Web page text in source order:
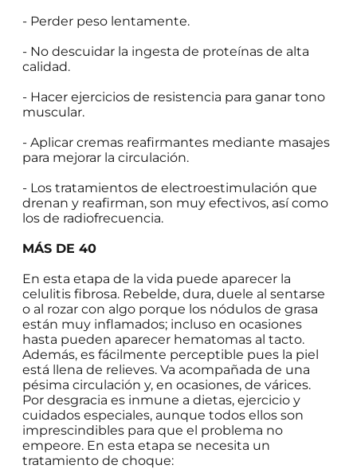
- Perder peso lentamente.
- No descuidar la ingesta de proteínas de alta
calidad.
- Hacer ejercicios de resistencia para ganar tono
muscular.
- Aplicar cremas reafirmantes mediante masajes
para mejorar la circulación.
- Los tratamientos de electroestimulación que
drenan y reafirman, son muy efectivos, así como
los de radiofrecuencia.
MÁS DE 40
En esta etapa de la vida puede aparecer la
celulitis fibrosa. Rebelde, dura, duele al sentarse
o al rozar con algo porque los nódulos de grasa
están muy inflamados; incluso en ocasiones
hasta pueden aparecer hematomas al tacto.
Además, es fácilmente perceptible pues la piel
está llena de relieves. Va acompañada de una
pésima circulación y, en ocasiones, de várices.
Por desgracia es inmune a dietas, ejercicio y
cuidados especiales, aunque todos ellos son
imprescindibles para que el problema no
empeore. En esta etapa se necesita un
tratamiento de choque: